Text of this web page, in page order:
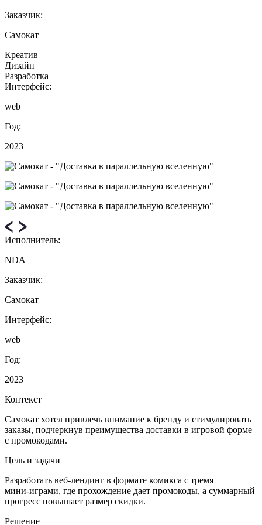
Заказчик:
Самокат
Креатив
Дизайн
Разработка
Интерфейс:
web
Год:
2023
Исполнитель:
NDA
Заказчик:
Самокат
Интерфейс:
web
Год:
2023
Контекст
Самокат хотел привлечь внимание к бренду и стимулировать
заказы, подчеркнув преимущества доставки в игровой форме
с промокодами.
Цель и задачи
Разработать веб‑лендинг в формате комикса с тремя
мини‑играми, где прохождение дает промокоды, а суммарный
прогресс повышает размер скидки.
Решение